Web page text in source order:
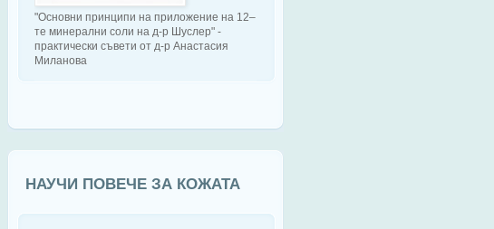
"Основни принципи на приложение на 12–
те минерални соли на д-р Шуслер" -
практически съвети от д-р Анастасия
Миланова
НАУЧИ ПОВЕЧЕ ЗА КОЖАТА